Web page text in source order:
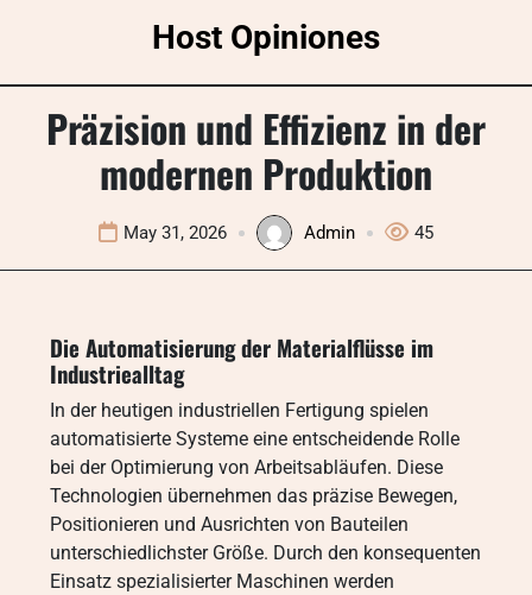
Host Opiniones
Präzision und Effizienz in der
modernen Produktion
May 31, 2026 Admin 45
Die Automatisierung der Materialflüsse im
Industriealltag
In der heutigen industriellen Fertigung spielen
automatisierte Systeme eine entscheidende Rolle
bei der Optimierung von Arbeitsabläufen. Diese
Technologien übernehmen das präzise Bewegen,
Positionieren und Ausrichten von Bauteilen
unterschiedlichster Größe. Durch den konsequenten
Einsatz spezialisierter Maschinen werden